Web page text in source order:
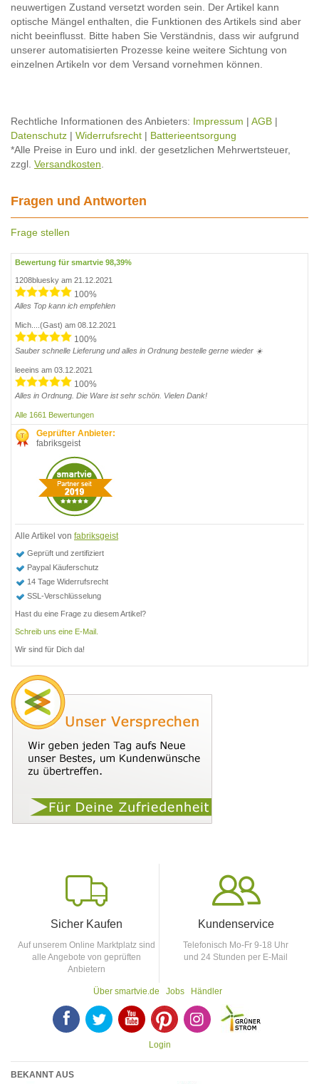
neuwertigen Zustand versetzt worden sein. Der Artikel kann
optische Mängel enthalten, die Funktionen des Artikels sind aber
nicht beeinflusst. Bitte haben Sie Verständnis, dass wir aufgrund
unserer automatisierten Prozesse keine weitere Sichtung von
einzelnen Artikeln vor dem Versand vornehmen können.
Rechtliche Informationen des Anbieters: Impressum | AGB |
Datenschutz | Widerrufsrecht | Batterieentsorgung
*Alle Preise in Euro und inkl. der gesetzlichen Mehrwertsteuer,
zzgl. Versandkosten.
Fragen und Antworten
Frage stellen
Bewertung für smartvie 98,39%
1208bluesky am 21.12.2021
100%
Alles Top kann ich empfehlen
Mich....(Gast) am 08.12.2021
100%
Sauber schnelle Lieferung und alles in Ordnung bestelle gerne wieder ☀️
leeeins am 03.12.2021
100%
Alles in Ordnung. Die Ware ist sehr schön. Vielen Dank!
Alle 1661 Bewertungen
Geprüfter Anbieter:
fabriksgeist
Alle Artikel von fabriksgeist
Geprüft und zertifiziert
Paypal Käuferschutz
14 Tage Widerrufsrecht
SSL-Verschlüsselung
Hast du eine Frage zu diesem Artikel?
Schreib uns eine E-Mail.
Wir sind für Dich da!
Sicher Kaufen
Auf unserem Online Marktplatz sind
alle Angebote von geprüften
Anbietern
Kundenservice
Telefonisch Mo-Fr 9-18 Uhr
und 24 Stunden per E-Mail
Über smartvie.de Jobs Händler
F T Y p
Login
BEKANNT AUS